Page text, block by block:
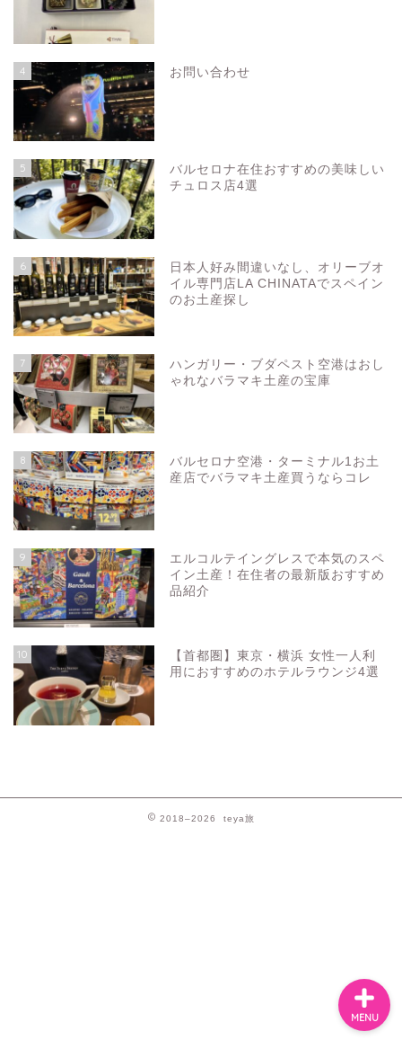
4 お問い合わせ
5
バルセロナ在住おすすめの美味しい
チュロス店4選
6
日本人好み間違いなし、オリーブオ
イル専門店LA CHINATAでスペイン
のお土産探し
7
ハンガリー・ブダペスト空港はおし
ゃれなバラマキ土産の宝庫
8
バルセロナ空港・ターミナル1お土
産店でバラマキ土産買うならコレ
9
エルコルテイングレスで本気のスペ
イン土産！在住者の最新版おすすめ
品紹介
10
【首都圏】東京・横浜 女性一人利
用におすすめのホテルラウンジ4選
2018–2026 teya旅
MENU
プライバシーポリシー